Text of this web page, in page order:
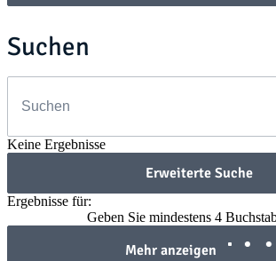
Suchen
Keine Ergebnisse
Erweiterte Suche
Ergebnisse für:
Geben Sie mindestens 4
Mehr anzeigen